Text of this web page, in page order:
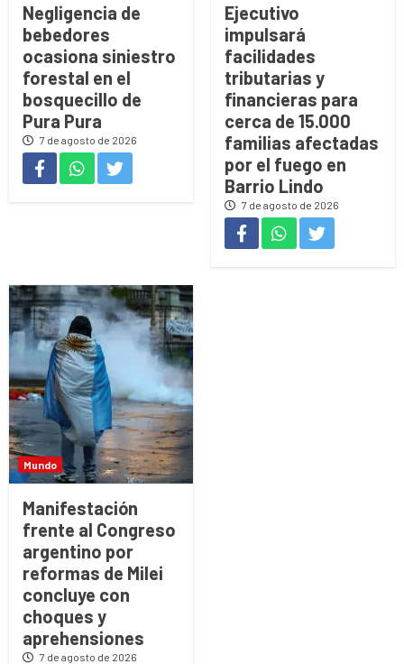
Negligencia de
bebedores
ocasiona siniestro
forestal en el
bosquecillo de
Pura Pura
7 de agosto de 2026
Ejecutivo
impulsará
facilidades
tributarias y
financieras para
cerca de 15.000
familias afectadas
por el fuego en
Barrio Lindo
7 de agosto de 2026
Mundo
Manifestación
frente al Congreso
argentino por
reformas de Milei
concluye con
choques y
aprehensiones
7 de agosto de 2026